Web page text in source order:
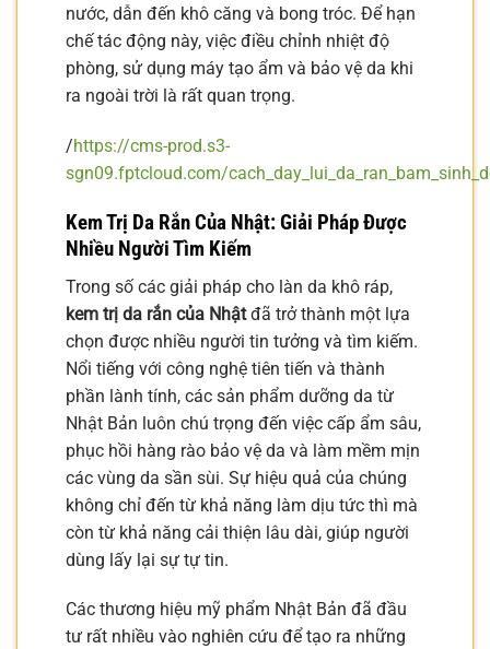
nước, dẫn đến khô căng và bong tróc. Để hạn
chế tác động này, việc điều chỉnh nhiệt độ
phòng, sử dụng máy tạo ẩm và bảo vệ da khi
ra ngoài trời là rất quan trọng.
/https://cms-prod.s3-
sgn09.fptcloud.com/
Kem Trị Da Rắn Của Nhật: Giải Pháp Được
Nhiều Người Tìm Kiếm
Trong số các giải pháp cho làn da khô ráp,
kem trị da rắn của Nhậtđã trở thành một lựa
chọn được nhiều người tin tưởng và tìm kiếm.
Nổi tiếng với công nghệ tiên tiến và thành
phần lành tính, các sản phẩm dưỡng da từ
Nhật Bản luôn chú trọng đến việc cấp ẩm sâu,
phục hồi hàng rào bảo vệ da và làm mềm mịn
các vùng da sần sùi. Sự hiệu quả của chúng
không chỉ đến từ khả năng làm dịu tức thì mà
còn từ khả năng cải thiện lâu dài, giúp người
dùng lấy lại sự tự tin.
Các thương hiệu mỹ phẩm Nhật Bản đã đầu
tư rất nhiều vào nghiên cứu để tạo ra những